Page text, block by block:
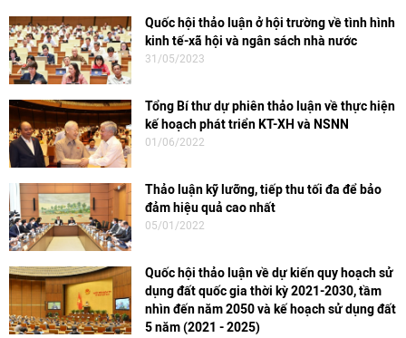
Quốc hội thảo luận ở hội trường về tình hình
kinh tế-xã hội và ngân sách nhà nước
31/05/2023
Tổng Bí thư dự phiên thảo luận về thực hiện
kế hoạch phát triển KT-XH và NSNN
01/06/2022
Thảo luận kỹ lưỡng, tiếp thu tối đa để bảo
đảm hiệu quả cao nhất
05/01/2022
Quốc hội thảo luận về dự kiến quy hoạch sử
dụng đất quốc gia thời kỳ 2021-2030, tầm
nhìn đến năm 2050 và kế hoạch sử dụng đất
5 năm (2021 - 2025)